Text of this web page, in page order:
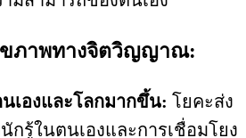
ขภาพทางจิตวิญญาณ:
เองและโลกมากขึ้น: โยคะส่ง
กรู้ในตนเองและการเชื่อมโยง